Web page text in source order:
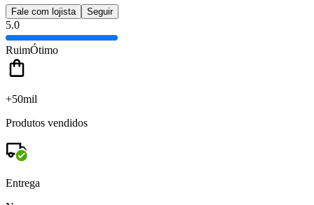
Fale com lojista Seguir
5.0
RuimÓtimo
+50mil
Produtos vendidos
Entrega